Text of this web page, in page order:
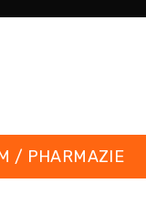
/ PHARMAZIE